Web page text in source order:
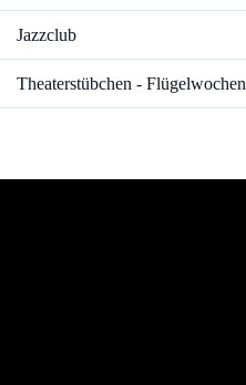
Jazzclub
Theaterstübchen - Flügelwochen